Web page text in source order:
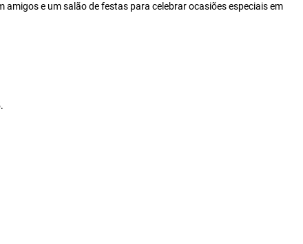
e um salão de festas para celebrar ocasiões especiais em